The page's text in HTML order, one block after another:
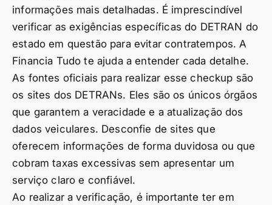
informações mais detalhadas. É imprescindível
verificar as exigências específicas do DETRAN do
estado em questão para evitar contratempos. A
Financia Tudo te ajuda a entender cada detalhe.
As fontes oficiais para realizar esse checkup são
os sites dos DETRANs. Eles são os únicos órgãos
que garantem a veracidade e a atualização dos
dados veiculares. Desconfie de sites que
oferecem informações de forma duvidosa ou que
cobram taxas excessivas sem apresentar um
serviço claro e confiável.
Ao realizar a verificação, é importante ter em